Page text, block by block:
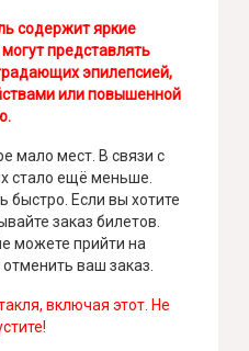
содержит яркие
представлять
эпилепсией,
или повышенной
мало мест. В связи с
стало ещё меньше.
быстро. Если вы хотите
заказ билетов.
можете прийти на
ваш заказ.
включая этот. Не